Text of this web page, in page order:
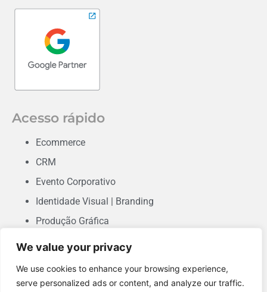
We value your privacy
We use cookies to enhance your browsing experience,
serve personalized ads or content, and analyze our traffic.
Acesso rápido
Ecommerce
CRM
Evento Corporativo
Identidade Visual | Branding
Produção Gráfica
Consultoria em Marketing
Performance